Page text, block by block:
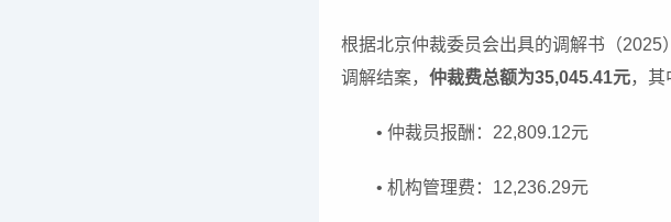
根据北京仲裁委员会出具的调解书（
调解结案， 仲裁费总额为35,045.41元，其
• 仲裁员报酬：22,809.12元
• 机构管理费：12,236.29元